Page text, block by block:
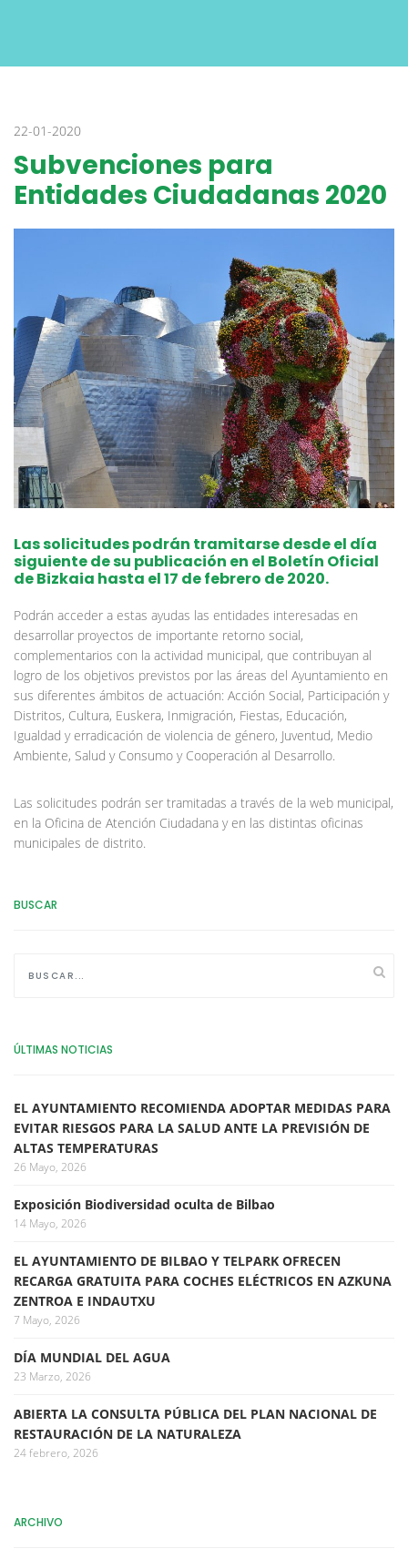
22-01-2020
Subvenciones para
Entidades Ciudadanas 2020
Las solicitudes podrán tramitarsedesde el día
siguiente de su publicación en el Boletín Oficial
de Bizkaia hasta el 17 de febrero de 2020.
Podrán acceder a estas ayudas las entidades interesadas en
desarrollar proyectos de importante retorno social,
complementarios con la actividad municipal, que contribuyan al
logro de los objetivos previstos por las áreas del Ayuntamiento en
sus diferentes ámbitos de actuación: Acción Social, Participación y
Distritos, Cultura, Euskera, Inmigración, Fiestas, Educación,
Igualdad y erradicación de violencia de género, Juventud, Medio
Ambiente, Salud y Consumo y Cooperación al Desarrollo.
Las solicitudes podrán ser tramitadas a través de la web municipal,
en la Oficina de Atención Ciudadana y en las distintas oficinas
municipales de distrito.
BUSCAR
ÚLTIMAS NOTICIAS
EL AYUNTAMIENTO RECOMIENDA ADOPTAR MEDIDAS PARA
EVITAR RIESGOS PARA LA SALUD ANTE LA PREVISIÓN DE
ALTAS TEMPERATURAS
26 Mayo, 2026
Exposición Biodiversidad oculta de Bilbao
14 Mayo, 2026
EL AYUNTAMIENTO DE BILBAO Y TELPARK OFRECEN
RECARGA GRATUITA PARA COCHES ELÉCTRICOS EN AZKUNA
ZENTROA E INDAUTXU
7 Mayo, 2026
DÍA MUNDIAL DEL AGUA
23 Marzo, 2026
ABIERTA LA CONSULTA PÚBLICA DEL PLAN NACIONAL DE
RESTAURACIÓN DE LA NATURALEZA
24 febrero, 2026
ARCHIVO